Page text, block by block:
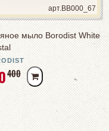
арт.BB000_67
мыло Borodist White
РУБ
400РУБ